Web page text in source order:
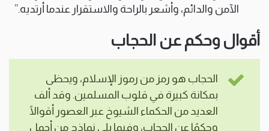
الآمن والدائم، وأشعر بالراحة والاستقرار عندما أرتديه.”
أقوال وحكم عن الحجاب
الحجاب هو رمز من رموز الإسلام، ويحظى
بمكانة كبيرة في قلوب المسلمين. وقد ألف
العديد من الحكماء الشيوخ عبر العصور أقوالًا
وحكمًا عن الحجاب، وفيما يلي نماذج من أجمل